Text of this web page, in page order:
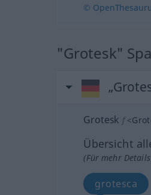
©
"Grotesk"
Grotesk f <
Übersicht
(Für mehr
grotesca